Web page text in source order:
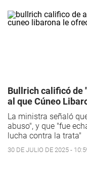
Bullrich calificó de
al que Cúneo
La ministra señaló
abuso", y que "fue
lucha contra la trata"
30 DE JULIO DE 2025 -